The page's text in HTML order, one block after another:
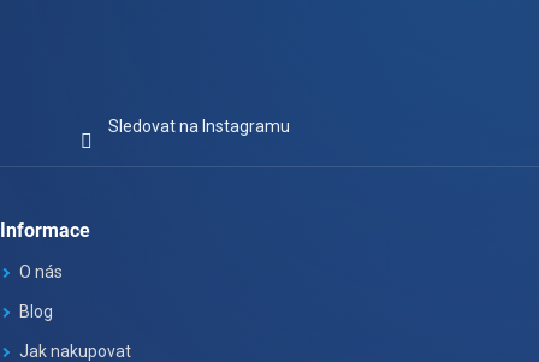
Sledovat na Instagramu
Informace
O nás
Blog
Jak nakupovat